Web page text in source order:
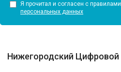
Я прочитал и согласен с правилами
персональных данных
Нижегородский Цифровой